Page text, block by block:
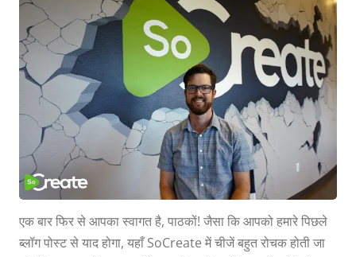
एक बार फिर से आपका स्वागत है, पाठकों! जैसा कि आपको हमारे पिछले
ब्लॉग पोस्ट से याद होगा, यहाँ SoCreate में चीजें बहुत रोचक होती जा